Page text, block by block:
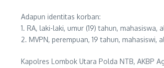
Adapun identitas korban:
1. RA, laki-laki, umur (19) tahun, mahasiswa,
2. MVPN, perempuan, 19 tahun, mahasiswi,
Kapolres Lombok Utara Polda NTB, AKBP